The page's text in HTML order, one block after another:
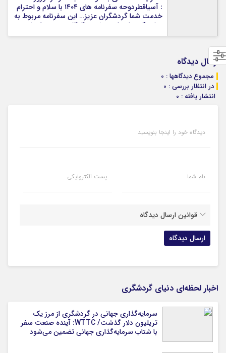
اردکانی 4 3K 3.8 24 مهر 1404 12:00 ادامه مطلب
: آسیاقطردوحه سفرنامه های ۱۴۰۴ با سلام و احترام
خدمت شما گردشگران عزیز… این سفرنامه مربوط به
سفر یک هفته ای در نوروز ۱۴۰۴ به دوحه پایتخت
قطر است. شهری که کمتر کسی به آن سفر کرده و یا
ارسال دیدگاه
مجموع دیدگاهها : 0
در انتظار بررسی : 0
انتشار یافته : 0
دیدگاه خود را اینجا بنویسید
نام شما پست الکترونیکی
قوانین ارسال دیدگاه
اخبار لحظه‌ای دنیای گردشگری
سرمایه‌گذاری جهانی در گردشگری از مرز یک
تریلیون دلار گذشت/ WTTC: آینده صنعت سفر
با شتاب سرمایه‌گذاری جهانی تضمین می‌شود